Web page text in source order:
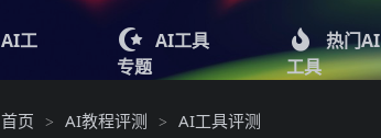
AI工
AI工具
专题
热门AI
工具
首页 > AI教程评测 > AI工具评测